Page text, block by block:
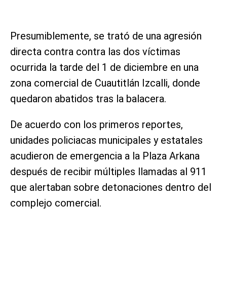
Presumiblemente, se trató de una agresión
directa contra contra las dos víctimas
ocurrida la tarde del 1 de diciembre en una
zona comercial de Cuautitlán Izcalli, donde
quedaron abatidos tras la balacera.
De acuerdo con los primeros reportes,
unidades policiacas municipales y estatales
acudieron de emergencia a la Plaza Arkana
después de recibir múltiples llamadas al 911
que alertaban sobre detonaciones dentro del
complejo comercial.